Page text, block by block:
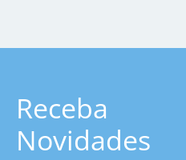
Receba
Novidades